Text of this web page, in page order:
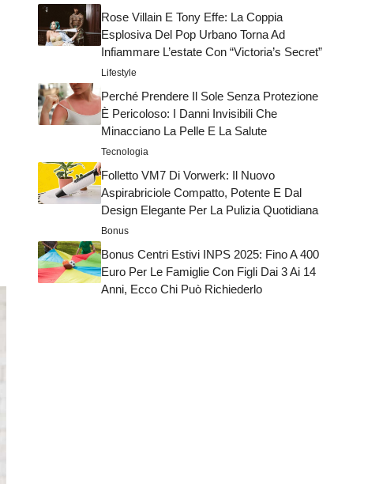
Rose Villain E Tony Effe: La Coppia
Esplosiva Del Pop Urbano Torna Ad
Infiammare L’estate Con “Victoria’s Secret”
Lifestyle
Perché Prendere Il Sole Senza Protezione
È Pericoloso: I Danni Invisibili Che
Minacciano La Pelle E La Salute
Tecnologia
Folletto VM7 Di Vorwerk: Il Nuovo
Aspirabriciole Compatto, Potente E Dal
Design Elegante Per La Pulizia Quotidiana
Bonus
Bonus Centri Estivi INPS 2025: Fino A 400
Euro Per Le Famiglie Con Figli Dai 3 Ai 14
Anni, Ecco Chi Può Richiederlo